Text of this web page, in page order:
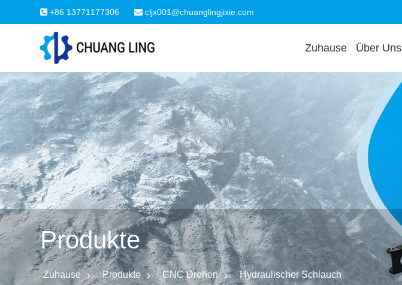
+86 13771177306 cljx001@chuanglingjixie.com
Zuhause Über Uns
Produkte
Zuhause Produkte CNC Drehen Hydraulischer Schlauch